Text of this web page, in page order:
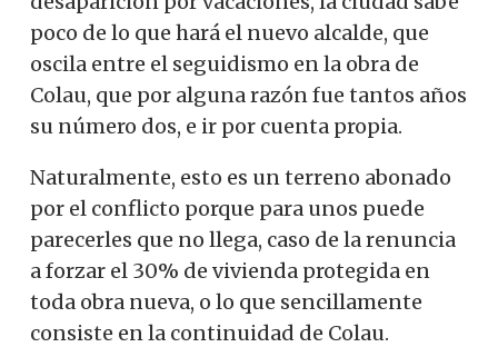
poco de lo que hará el nuevo alcalde, que
oscila entre el seguidismo en la obra de
Colau, que por alguna razón fue tantos años
su número dos, e ir por cuenta propia.
Naturalmente, esto es un terreno abonado
por el conflicto porque para unos puede
parecerles que no llega, caso de la renuncia
a forzar el 30% de vivienda protegida en
toda obra nueva, o lo que sencillamente
consiste en la continuidad de Colau.